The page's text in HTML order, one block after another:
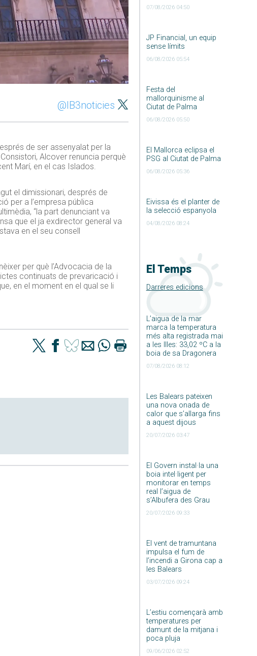
07/08/2026 04:50
JP Financial, un equip
sense límits
06/08/2026 05:54
Festa del
mallorquinisme al
Ciutat de Palma
06/08/2026 05:50
El Mallorca eclipsa el
PSG al Ciutat de Palma
06/08/2026 05:36
Eivissa és el planter de
la selecció espanyola
04/08/2026 08:24
El Temps
Darreres edicions
L’aigua de la mar
marca la temperatura
més alta registrada mai
a les Illes: 33,02 ºC a la
boia de sa Dragonera
07/08/2026 08:12
Les Balears pateixen
una nova onada de
calor que s’allarga fins
a aquest dijous
20/07/2026 03:47
El Govern instal·la una
boia intel·ligent per
monitorar en temps
real l’aigua de
s’Albufera des Grau
20/07/2026 09:33
El vent de tramuntana
impulsa el fum de
l’incendi a Girona cap a
les Balears
03/07/2026 09:24
L’estiu començarà amb
temperatures per
damunt de la mitjana i
poca pluja
09/06/2026 02:52
@IB3noticies
de ser assenyalat per la
Alcover renuncia perquè
Marí, en el cas Islados.
el dimissionari, després de
per a l’empresa pública
“la part denunciant va
que el ja exdirector general va
en el seu consell
per què l’Advocacia de la
continuats de prevaricació i
en el moment en el qual se li